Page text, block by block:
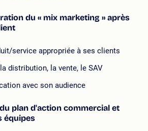
du « mix marketing » après
service appropriée à ses clients
distribution, la vente, le SAV
avec son audience
plan d'action commercial et
équipes